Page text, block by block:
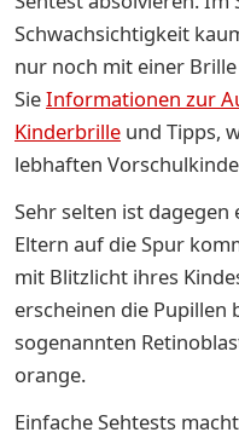
Schwachsichtigkeit
nur noch mit einer
SieInformationen zur
Kinderbrille und Tipps,
lebhaften
Sehr selten ist
Eltern auf die Spur
mit Blitzlicht ihres
erscheinen die Pupillen
sogenannten
orange.
Einfache Sehtests